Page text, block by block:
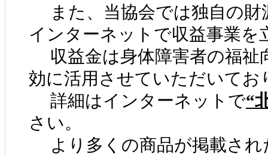
また、当協会では独自の財
インターネットで収益事業を
収益金は身体障害者の福祉
効に活用させていただいてお
詳細はインターネットで“
さい。
より多くの商品が掲載され